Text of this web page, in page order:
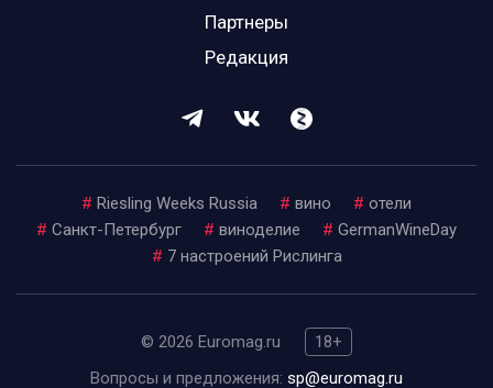
Партнеры
Редакция
# Riesling Weeks Russia # вино # отели
# Санкт-Петербург # виноделие # GermanWineDay
# 7 настроений Рислинга
© 2026 Euromag.ru
18+
Вопросы и предложения: sp@euromag.ru